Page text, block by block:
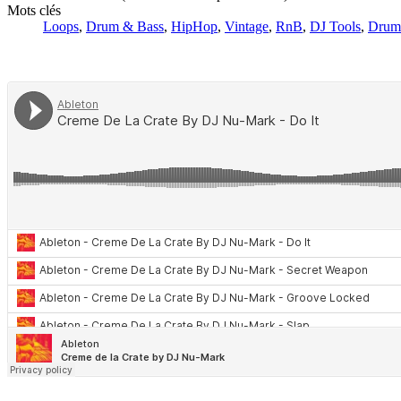
Mots clés
Loops, Drum & Bass, HipHop, Vintage, RnB, DJ Tools,